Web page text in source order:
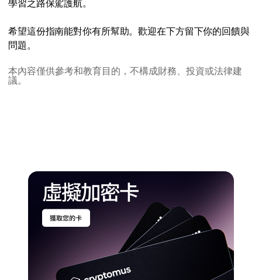
學習之路保駕護航。
希望這份指南能對你有所幫助。歡迎在下方留下你的回饋與
問題。
本內容僅供參考和教育目的，不構成財務、投資或法律建
議。